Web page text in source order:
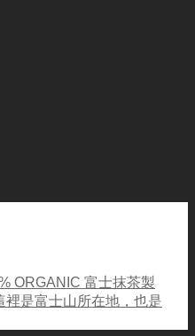
ORGANIC 富士抹茶製
是富士山所在地，也是